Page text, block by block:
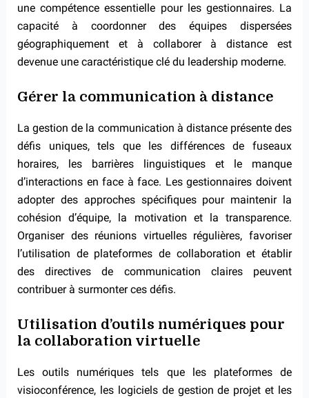
une compétence essentielle pour les gestionnaires. La
capacité à coordonner des équipes dispersées
géographiquement et à collaborer à distance est
devenue une caractéristique clé du leadership moderne.
Gérer la communication à distance
La gestion de la communication à distance présente des
défis uniques, tels que les différences de fuseaux
horaires, les barrières linguistiques et le manque
d’interactions en face à face. Les gestionnaires doivent
adopter des approches spécifiques pour maintenir la
cohésion d’équipe, la motivation et la transparence.
Organiser des réunions virtuelles régulières, favoriser
l’utilisation de plateformes de collaboration et établir
des directives de communication claires peuvent
contribuer à surmonter ces défis.
Utilisation d’outils numériques pour
la collaboration virtuelle
Les outils numériques tels que les plateformes de
visioconférence, les logiciels de gestion de projet et les